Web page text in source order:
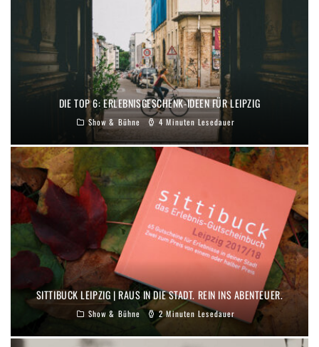
DIE TOP 6: ERLEBNISGESCHENK-IDEEN FÜR LEIPZIG
Show & Bühne 4 Minuten Lesedauer
SITTIBUCK LEIPZIG | RAUS IN DIE STADT. REIN INS ABENTEUER.
Show & Bühne 2 Minuten Lesedauer